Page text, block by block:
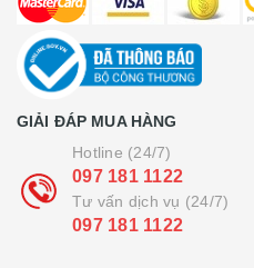
GIẢI ĐÁP MUA HÀNG
Hotline (24/7)
097 181 1122
Tư vấn dịch vụ (24/7)
097 181 1122